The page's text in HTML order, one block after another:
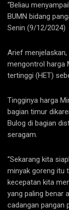
“Beliau
BUMN bidang
Senin (9/12/2024)
Arief
mengontrol harga
tertinggi (HET)
Tingginya harga
bagian timur
Bulog di bagian
seragam.
“Sekarang kita
minyak goreng itu
kecepatan kita
yang paling benar
cadangan pangan